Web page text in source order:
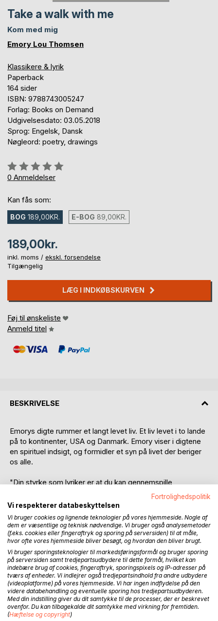
Take a walk with me
Kom med mig
Emory Lou Thomsen
Klassikere & lyrik
Paperback
164 sider
ISBN: 9788743005247
Forlag: Books on Demand
Udgivelsesdato: 03.05.2018
Sprog: Engelsk, Dansk
Nøgleord: poetry, drawings
Anmeldelse::
0%
0 Anmeldelser
Kan fås som:
BOG 189,00KR. E-BOG 89,00KR.
189,00kr.
inkl. moms / ekskl. forsendelse
Tilgængelig
LÆG I INDKØBSKURVEN
Føj til ønskeliste
Anmeld titel
BESKRIVELSE
Emorys digte rummer et langt levet liv. Et liv levet i to lande
på to kontinenter, USA og Danmark. Emory viser i digtene
en spirituel indsigt, og formidler et syn på livet der beriger
os alle.
"Din styrke som lyriker er at du kan gennemspille
stemninger og tanker i et ordmønster der har megen indre
konsekvens og fasthed. Også at du har levet og oplevet så
meget at du har rige erfaringer at skrive ud fra – og uden
erfaring, menneskeliv, ingen poesi, ingen kunst. Mange af
dine digte er skrevet som sange, de råber på musik."
Erik Knudsen, forfatter og digter.
The content of Emory’s poems is a long life – a life lived on
two continents, in the USA and Denmark. In her poems,
Emory shows us spiritual insight and conveys a view of life
Fortrolighedspolitik
Vi respekterer databeskyttelsen
Vi bruger cookies og lignende teknologier på vores hjemmeside. Nogle af
dem er væsentlige og teknisk nødvendige. Vi bruger også analysemetoder
(f.eks. cookies eller fingeraftryk og sporing på serversiden) til at måle,
hvor ofte vores hjemmeside bliver besøgt, og hvordan den bliver brugt.
Vi bruger sporingsteknologier til markedsføringsformål og bruger sporing
på serversiden samt tredjepartsudbydere til dette formål, hvilket kan
indebære brug af cookies, fingeraftryk, sporingspixels og IP-adresser på
tværs af enheder. Vi indlejrer også tredjepartsindhold fra andre udbydere
(videoplatforme) på vores hjemmeside. Vi har ingen indflydelse på den
videre databehandling og eventuelle sporing hos tredjepartsudbyderen.
Med din indstilling giver du dit samtykke til de processer, der er beskrevet
ovenfor. Du kan tilbagekalde dit samtykke med virkning for fremtiden.
(Hæftelse og copyright)